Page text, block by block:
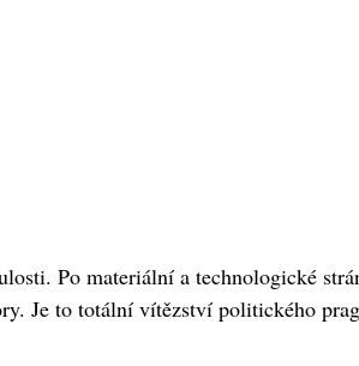
Po materiální a technologické
Je to totální vítězství politického